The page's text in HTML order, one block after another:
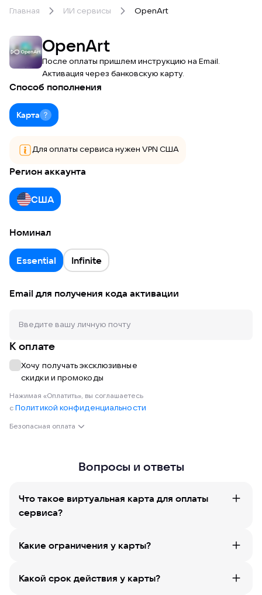
Главная ИИ сервисы OpenArt
OpenArt
После оплаты пришлем инструкцию на Email.
Активация через банковскую карту.
Способ пополнения
Карта
Для оплаты сервиса нужен VPN США
Регион аккаунта
США
Номинал
Essential Infinite
Email для получения кода активации
К оплате
Хочу получать эксклюзивные
скидки и промокоды
Нажимая «Оплатить», вы соглашаетесь
с Политикой конфиденциальности
Безопасная оплата
Вопросы и ответы
Что такое виртуальная карта для оплаты
сервиса?
Какие ограничения у карты?
Какой срок действия у карты?